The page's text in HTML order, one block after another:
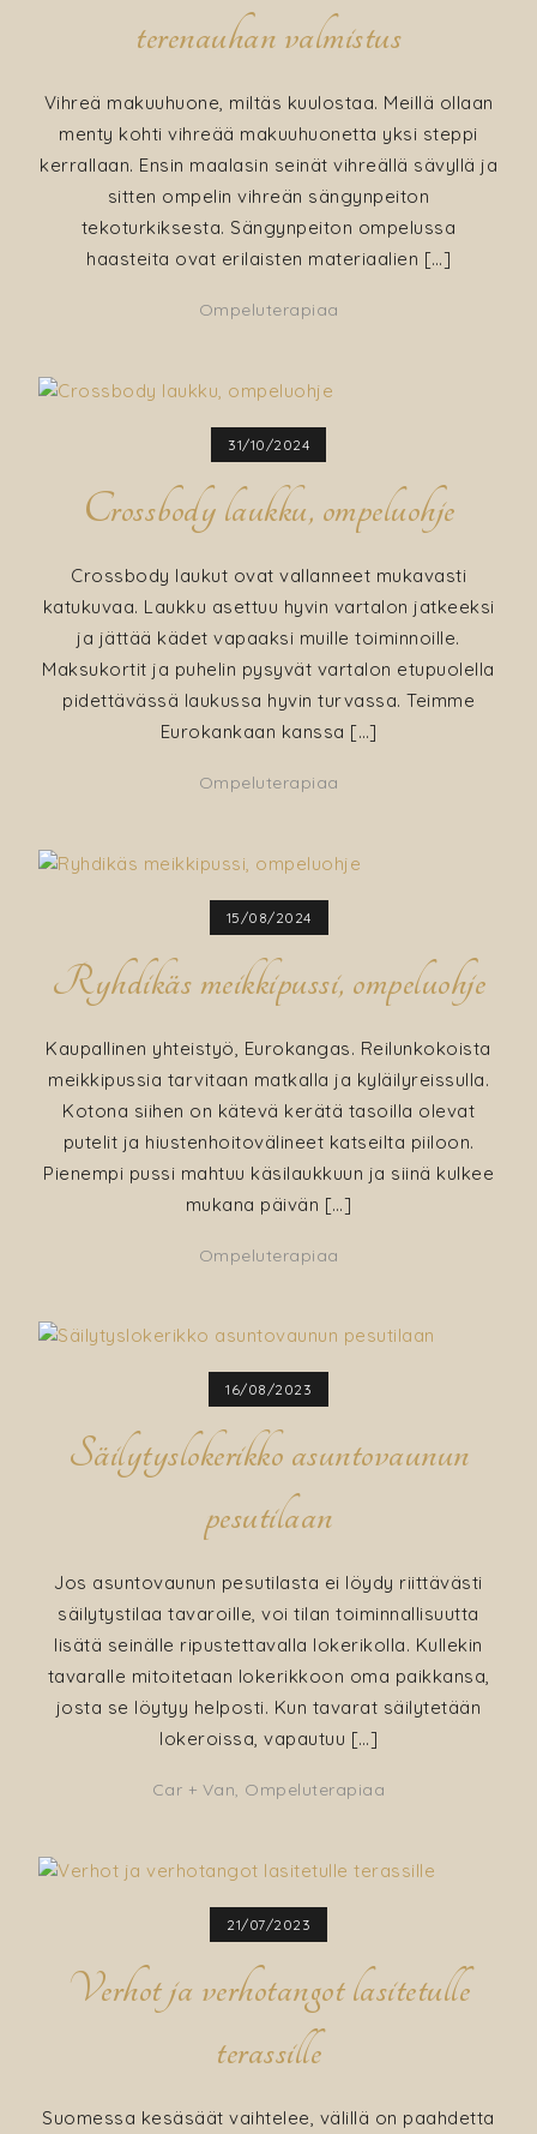
terenauhan valmistus
Vihreä makuuhuone, miltäs kuulostaa. Meillä ollaan
menty kohti vihreää makuuhuonetta yksi steppi
kerrallaan. Ensin maalasin seinät vihreällä sävyllä ja
sitten ompelin vihreän sängynpeiton
tekoturkiksesta. Sängynpeiton ompelussa
haasteita ovat erilaisten materiaalien […]
Ompeluterapiaa
31/10/2024
Crossbody laukku, ompeluohje
Crossbody laukut ovat vallanneet mukavasti
katukuvaa. Laukku asettuu hyvin vartalon jatkeeksi
ja jättää kädet vapaaksi muille toiminnoille.
Maksukortit ja puhelin pysyvät vartalon etupuolella
pidettävässä laukussa hyvin turvassa. Teimme
Eurokankaan kanssa […]
Ompeluterapiaa
15/08/2024
Ryhdikäs meikkipussi, ompeluohje
Kaupallinen yhteistyö, Eurokangas. Reilunkokoista
meikkipussia tarvitaan matkalla ja kyläilyreissulla.
Kotona siihen on kätevä kerätä tasoilla olevat
putelit ja hiustenhoitovälineet katseilta piiloon.
Pienempi pussi mahtuu käsilaukkuun ja siinä kulkee
mukana päivän […]
Ompeluterapiaa
16/08/2023
Säilytyslokerikko asuntovaunun
pesutilaan
Jos asuntovaunun pesutilasta ei löydy riittävästi
säilytystilaa tavaroille, voi tilan toiminnallisuutta
lisätä seinälle ripustettavalla lokerikolla. Kullekin
tavaralle mitoitetaan lokerikkoon oma paikkansa,
josta se löytyy helposti. Kun tavarat säilytetään
lokeroissa, vapautuu […]
Car + Van, Ompeluterapiaa
21/07/2023
Verhot ja verhotangot lasitetulle
terassille
Suomessa kesäsäät vaihtelee, välillä on paahdetta